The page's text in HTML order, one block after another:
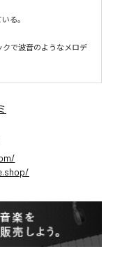
る。
で波音のようなメロデ